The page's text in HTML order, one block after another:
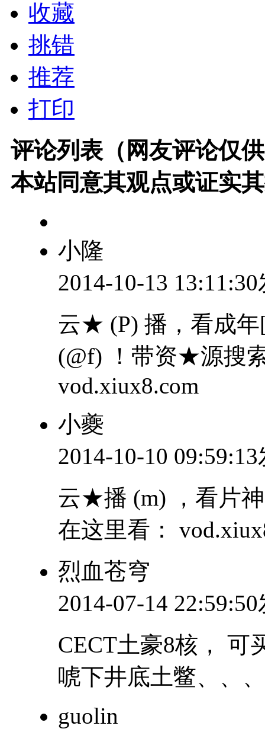
收藏
挑错
推荐
打印
评论列表（网友评论仅
本站同意其观点或证实
小隆
2014-10-13
云★ (P) 播，看成
(@f) ！带资★源搜
vod.xiux8.com
小夔
2014-10-10
云★播 (m) ，看片
在这里看：
烈血苍穹
2014-07-14
CECT土豪8核， 可
唬下井底土鳖、、
guolin